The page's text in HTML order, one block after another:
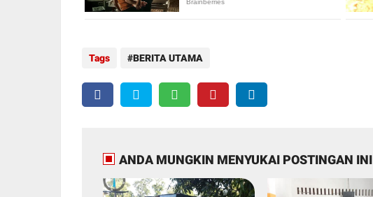
Tags BERITA UTAMA
ANDA MUNGKIN MENYUKAI POSTINGAN INI